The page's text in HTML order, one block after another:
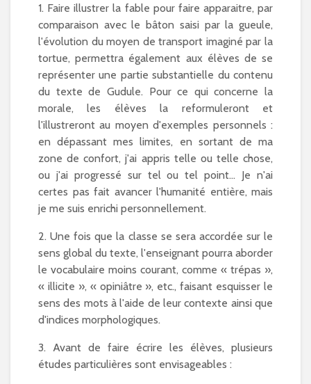
1. Faire illustrer la fable pour faire apparaitre, par
comparaison avec le bâton saisi par la gueule,
l'évolution du moyen de transport imaginé par la
tortue, permettra également aux élèves de se
représenter une partie substantielle du contenu
du texte de Gudule. Pour ce qui concerne la
morale, les élèves la reformuleront et
l'illustreront au moyen d'exemples personnels :
en dépassant mes limites, en sortant de ma
zone de confort, j'ai appris telle ou telle chose,
ou j'ai progressé sur tel ou tel point… Je n'ai
certes pas fait avancer l'humanité entière, mais
je me suis enrichi personnellement.
2. Une fois que la classe se sera accordée sur le
sens global du texte, l'enseignant pourra aborder
le vocabulaire moins courant, comme « trépas »,
« illicite », « opiniâtre », etc., faisant esquisser le
sens des mots à l'aide de leur contexte ainsi que
d'indices morphologiques.
3. Avant de faire écrire les élèves, plusieurs
études particulières sont envisageables :